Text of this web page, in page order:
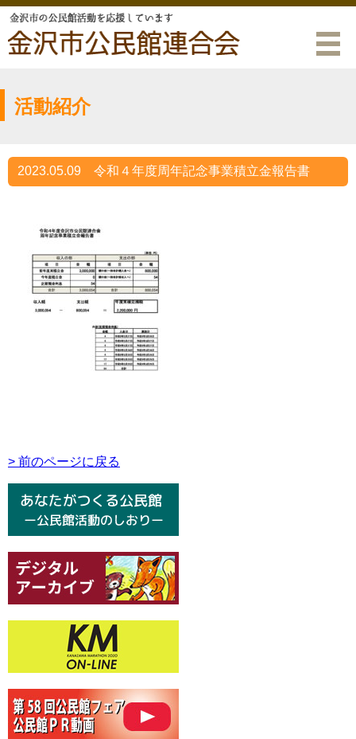
活動紹介
2023.05.09 令和４年度周年記念事業積立金報告書
> 前のページに戻る